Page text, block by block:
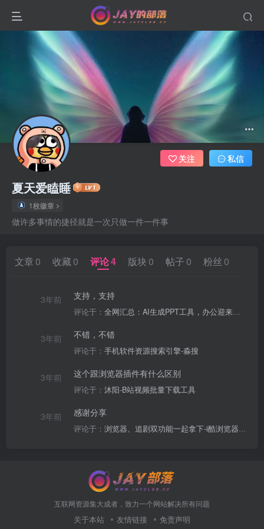
夏天爱瞌睡
1枚徽章
做许多事情的捷径就是一次只做一件一件事
关注 私信
文章 0 收藏 0 评论4 版块 0 帖子 0 粉丝 0
3年前 支持，支持
评论于： 全网汇总：AI生成PPT工具，办公迎来革命性变化？
3年前 不错，不错
评论于： 手机软件资源搜索引擎-淼搜
3年前 这个跟浏览器插件有什么区别
评论于： 沐阳-B站视频批量下载工具
3年前 感谢分享
评论于： 浏览器、追剧双功能一起拿下-i酷浏览器TV版
互联网资源集大成者，致力一个网站解决所有问题
关于本站 友情链接 免责声明